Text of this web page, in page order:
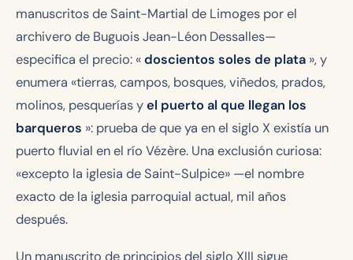
manuscritos de Saint-Martial de Limoges por el
archivero de Buguois Jean-Léon Dessalles—
especifica el precio: «doscientos soles de plata », y
enumera «tierras, campos, bosques, viñedos, prados,
molinos, pesquerías yel puerto al que llegan los
barqueros »: prueba de que ya en el siglo X existía un
puerto fluvial en el río Vézère. Una exclusión curiosa:
«excepto la iglesia de Saint-Sulpice» —el nombre
exacto de la iglesia parroquial actual, mil años
después.
Un manuscrito de principios del siglo XIII sigue